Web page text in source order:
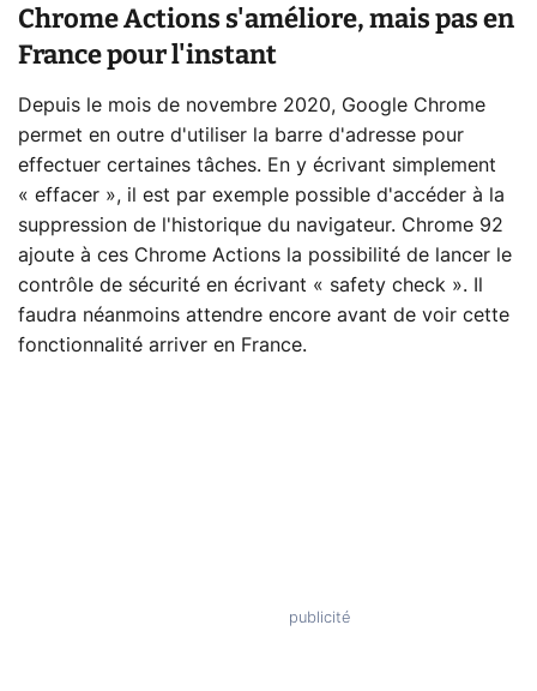
Chrome Actions s'améliore, mais pas en
France pour l'instant
Depuis le mois de novembre 2020, Google Chrome
permet en outre d'utiliser la barre d'adresse pour
effectuer certaines tâches. En y écrivant simplement
« effacer », il est par exemple possible d'accéder à la
suppression de l'historique du navigateur. Chrome 92
ajoute à ces Chrome Actions la possibilité de lancer le
contrôle de sécurité en écrivant « safety check ». Il
faudra néanmoins attendre encore avant de voir cette
fonctionnalité arriver en France.